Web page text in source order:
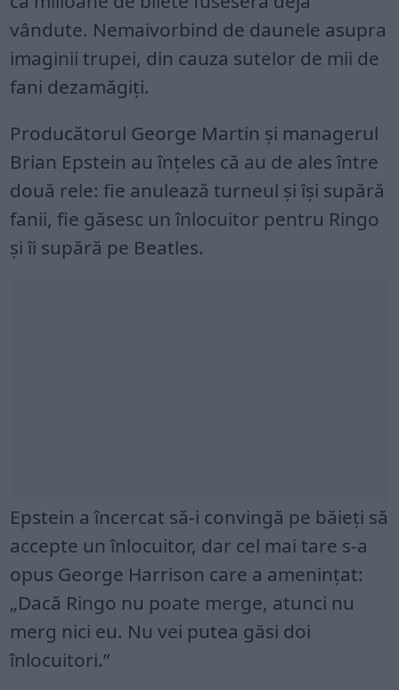
vândute. Nemaivorbind de daunele asupra
imaginii trupei, din cauza sutelor de mii de
fani dezamăgiți.
Producătorul George Martin și managerul
Brian Epstein au înțeles că au de ales între
două rele: fie anulează turneul și își supără
fanii, fie găsesc un înlocuitor pentru Ringo
și îi supără pe Beatles.
Epstein a încercat să-i convingă pe băieți să
accepte un înlocuitor, dar cel mai tare s-a
opus George Harrison care a amenințat:
„Dacă Ringo nu poate merge, atunci nu
merg nici eu. Nu vei putea găsi doi
înlocuitori.”